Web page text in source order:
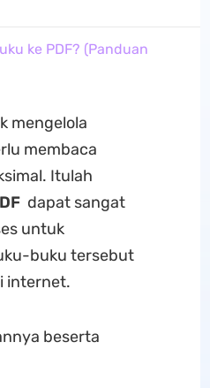
ke PDF? (Panduan
mengelola
membaca
Itulah
dapat sangat
untuk
buku tersebut
internet.
beserta